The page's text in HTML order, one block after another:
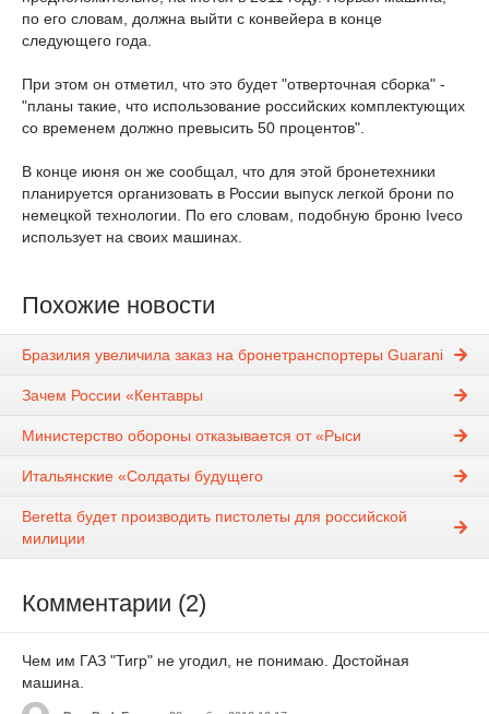
по его словам, должна выйти с конвейера в конце
следующего года.
При этом он отметил, что это будет "отверточная сборка" -
"планы такие, что использование российских комплектующих
со временем должно превысить 50 процентов".
В конце июня он же сообщал, что для этой бронетехники
планируется организовать в России выпуск легкой брони по
немецкой технологии. По его словам, подобную броню Iveco
использует на своих машинах.
Похожие новости
Бразилия увеличила заказ на бронетранспортеры Guarani
Зачем России «Кентавры
Министерство обороны отказывается от «Рыси
Итальянские «Солдаты будущего
Beretta будет производить пистолеты для российской
милиции
Комментарии (2)
Чем им ГАЗ "Тигр" не угодил, не понимаю. Достойная
машина.